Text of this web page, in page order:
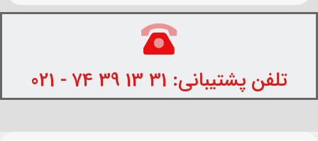
تلفن پشتیبانی: 31 13 39 74 - 021